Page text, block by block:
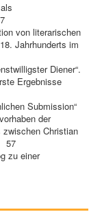
von literarischen
Jahrhunderts im
Diener“.
Ergebnisse
Submission“
der
Christian
57
zu einer